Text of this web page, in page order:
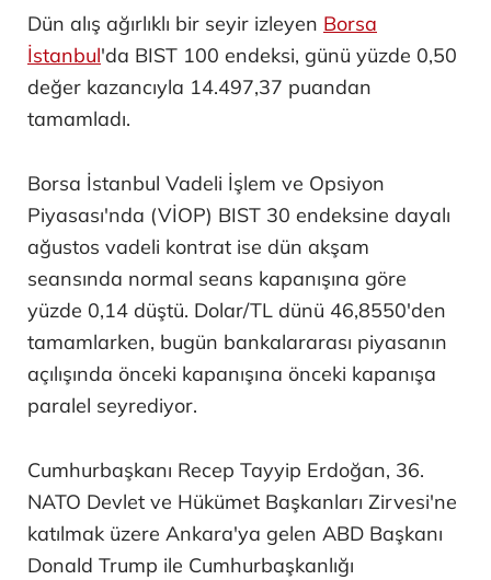
Dün alış ağırlıklı bir seyir izleyen Borsa
İstanbul'da BIST 100 endeksi, günü yüzde 0,50
değer kazancıyla 14.497,37 puandan
tamamladı.
Borsa İstanbul Vadeli İşlem ve Opsiyon
Piyasası'nda (VİOP) BIST 30 endeksine dayalı
ağustos vadeli kontrat ise dün akşam
seansında normal seans kapanışına göre
yüzde 0,14 düştü. Dolar/TL dünü 46,8550'den
tamamlarken, bugün bankalararası piyasanın
açılışında önceki kapanışına önceki kapanışa
paralel seyrediyor.
Cumhurbaşkanı Recep Tayyip Erdoğan, 36.⁠
⁠NATO Devlet ve Hükümet Başkanları Zirvesi'ne
katılmak üzere Ankara'ya gelen ABD Başkanı
Donald Trump ile Cumhurbaşkanlığı